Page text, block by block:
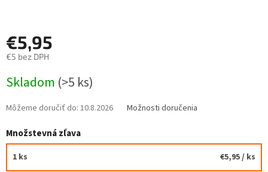
€5,95
€5 bez DPH
cena:
Skladom (>5 ks)
Môžeme doručiť do: 10.8.2026 Možnosti doručenia
Množstevná zľava
1 ks €5,95/ ks